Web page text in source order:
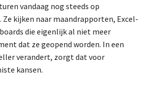
vandaag nog steeds op
kijken naar maandrapporten, Excel-
die eigenlijk al niet meer
dat ze geopend worden. In een
verandert, zorgt dat voor
kansen.